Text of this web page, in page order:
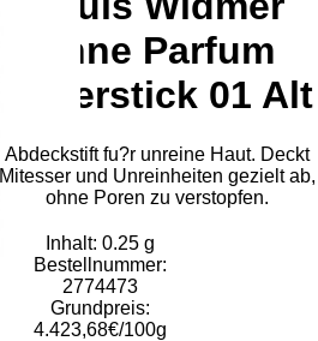
ohne Parfum
Coverstick 01 Alt
Abdeckstift fu?r unreine Haut. Deckt
Mitesser und Unreinheiten gezielt ab,
ohne Poren zu verstopfen.
Inhalt: 0.25 g
Bestellnummer:
2774473
Grundpreis:
4.423,68€/100g